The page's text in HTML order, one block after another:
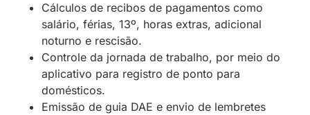
Cálculos de recibos de pagamentos como
salário, férias, 13º, horas extras, adicional
noturno e rescisão.
Controle da jornada de trabalho, por meio do
aplicativo para registro de ponto para
domésticos.
Emissão de guia DAE e envio de lembretes